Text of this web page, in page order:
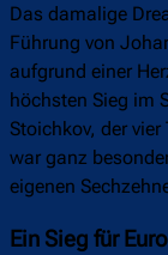
Das damalige
Führung von
aufgrund einer
höchsten Sieg im
Stoichkov, der
war ganz
eigenen
Ein Sieg für